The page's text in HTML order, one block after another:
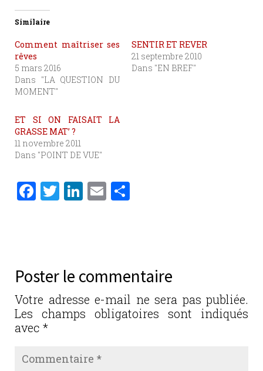
Similaire
Comment maîtriser ses
rêves
5 mars 2016
Dans "LA QUESTION DU
MOMENT"
SENTIR ET REVER
21 septembre 2010
Dans "EN BREF"
ET SI ON FAISAIT LA
GRASSE MAT’ ?
11 novembre 2011
Dans "POINT DE VUE"
F
b
o
o
k
T
r
Li
n
E
er
Poster le commentaire
Votre adresse e-mail ne sera pas publiée.
Les champs obligatoires sont indiqués
avec *